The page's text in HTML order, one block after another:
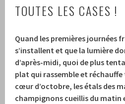
TOUTES LES CASES !
Quand les premières journées
s’installent et que la lumière
d’après-midi, quoi de plus
plat qui rassemble et
cœur d’octobre, les étals des
champignons cueillis du matin